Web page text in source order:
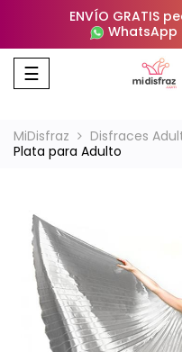
ENVÍO GRATIS
WhatsApp
Navegación
de
☰
MiDisfraz Disfraces
Plata para Adulto